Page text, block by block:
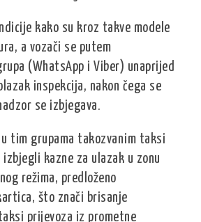
kako su kroz takve modele
a vozači se putem
(WhatsApp i Viber) unaprijed
inspekcija, nakon čega se
se izbjegava.
u tim grupama takozvanim taksi
izbjegli kazne za ulazak u zonu
režima, predloženo
što znači brisanje
prijevoza iz prometne